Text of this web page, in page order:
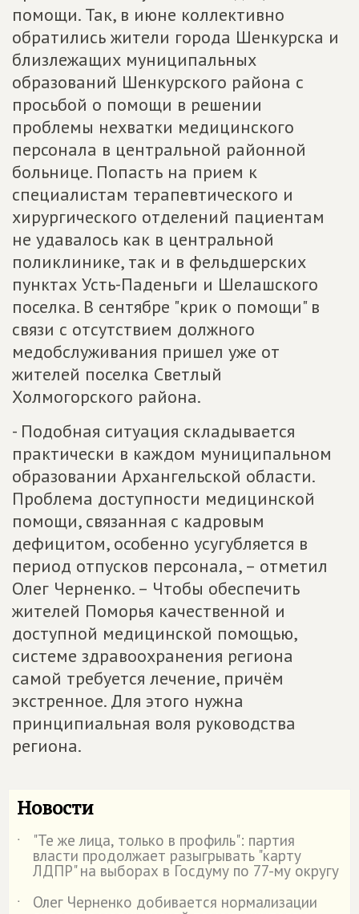
помощи. Так, в июне коллективно
обратились жители города Шенкурска и
близлежащих муниципальных
образований Шенкурского района с
просьбой о помощи в решении
проблемы нехватки медицинского
персонала в центральной районной
больнице. Попасть на прием к
специалистам терапевтического и
хирургического отделений пациентам
не удавалось как в центральной
поликлинике, так и в фельдшерских
пунктах Усть-Паденьги и Шелашского
поселка. В сентябре "крик о помощи" в
связи с отсутствием должного
медобслуживания пришел уже от
жителей поселка Светлый
Холмогорского района.
- Подобная ситуация складывается
практически в каждом муниципальном
образовании Архангельской области.
Проблема доступности медицинской
помощи, связанная с кадровым
дефицитом, особенно усугубляется в
период отпусков персонала, – отметил
Олег Черненко. – Чтобы обеспечить
жителей Поморья качественной и
доступной медицинской помощью,
системе здравоохранения региона
самой требуется лечение, причём
экстренное. Для этого нужна
принципиальная воля руководства
региона.
Новости
˙ "Те же лица, только в профиль": партия
власти продолжает разыгрывать "карту
ЛДПР" на выборах в Госдуму по 77-му округу
˙
Олег Черненко добивается нормализации